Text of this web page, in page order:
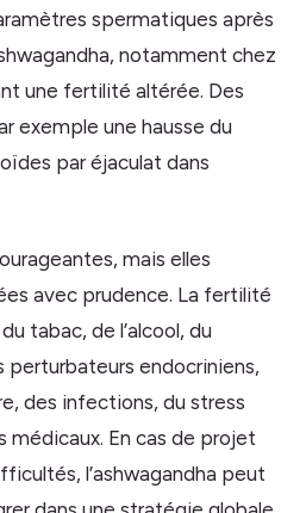
spermatiques après
notamment chez
une fertilité altérée. Des
exemple une hausse du
par éjaculat dans
mais elles
avec prudence. La fertilité
tabac, de l’alcool, du
perturbateurs endocriniens,
des infections, du stress
En cas de projet
l’ashwagandha peut